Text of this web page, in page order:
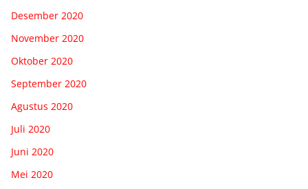
Desember 2020
November 2020
Oktober 2020
September 2020
Agustus 2020
Juli 2020
Juni 2020
Mei 2020